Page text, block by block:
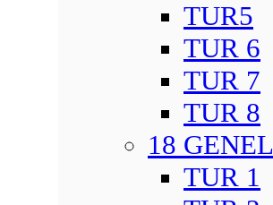
TUR5
TUR 6
TUR 7
TUR 8
18 GENEL
TUR 1